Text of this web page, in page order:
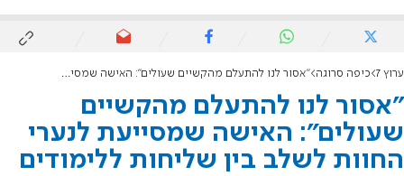
ערוץ 7 כיפה סרוגה "אסור לנו להתעלם מהקשיים שעולים": האישה שמסייעת לנערי החוות לשלב בין שליחות ללימודים
"אסור לנו להתעלם מהקשיים
שעולים": האישה שמסייעת לנערי
החוות לשלב בין שליחות ללימודים